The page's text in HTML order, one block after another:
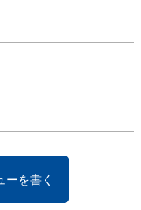
ーを書く